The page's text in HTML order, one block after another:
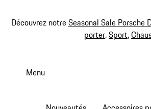
Découvrez notreSeasonal Sale Porsche
porter,Sport,
Menu